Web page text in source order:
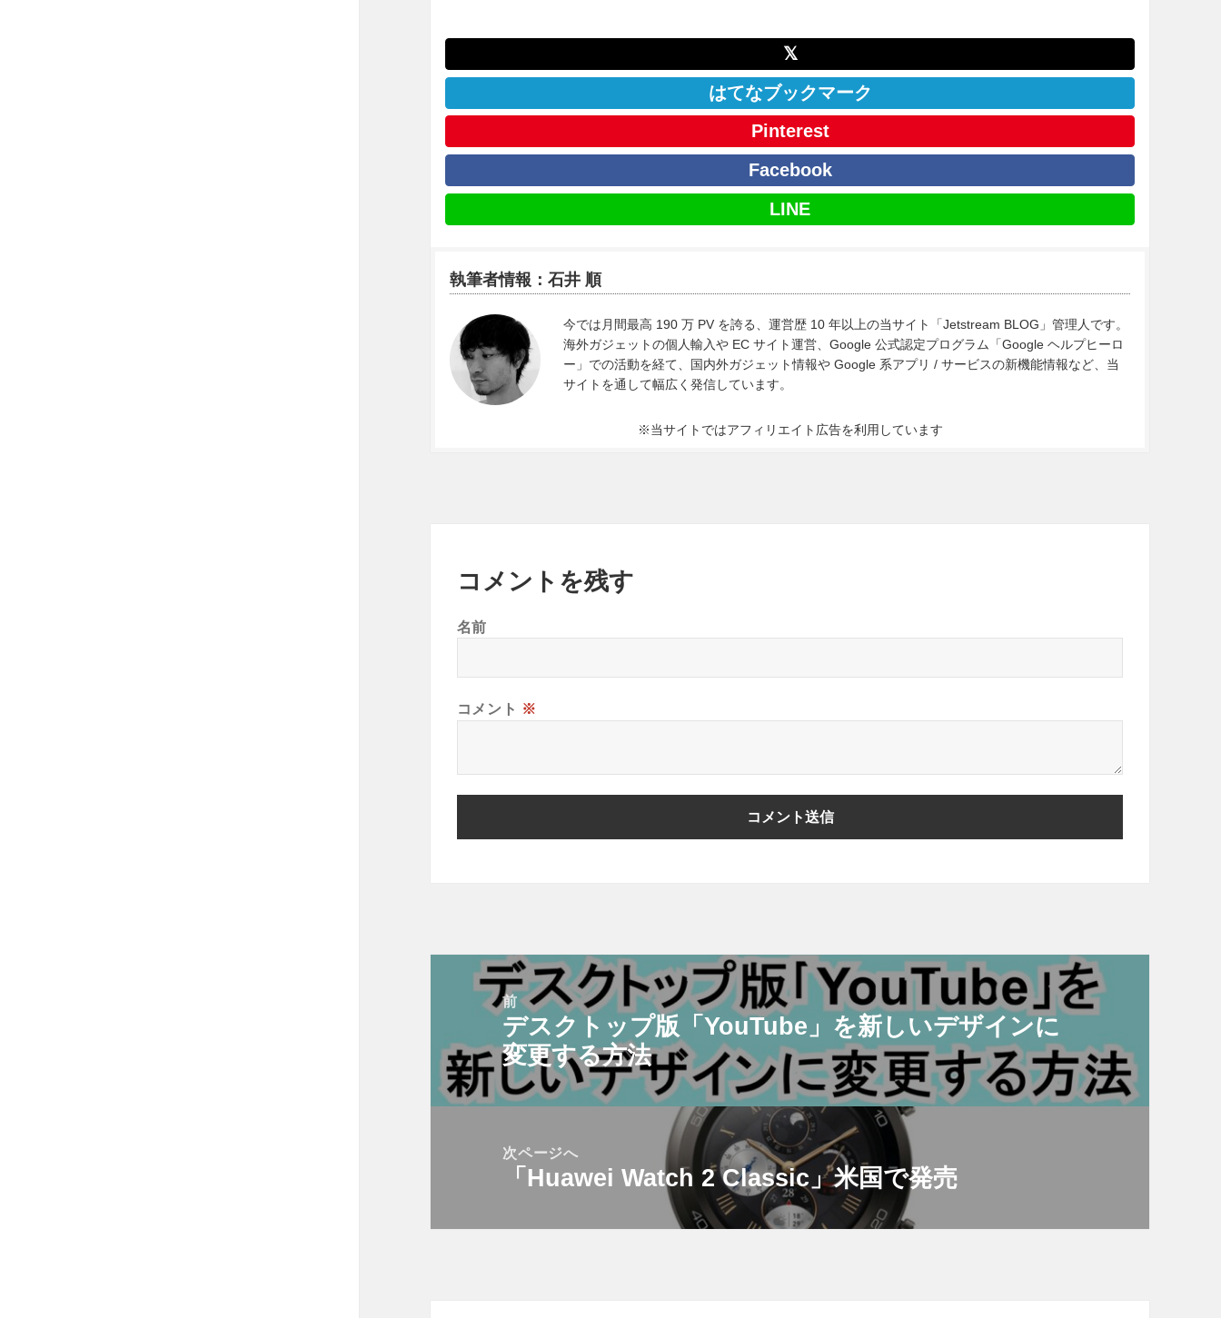
𝕏
はてなブックマーク
Pinterest
Facebook
LINE
執筆者情報：石井 順
今では月間最高 190 万 PV を誇る、運営歴 10 年以上の当サイト「Jetstream BLOG」管理人です。
海外ガジェットの個人輸入や EC サイト運営、Google 公式認定プログラム「Google ヘルプヒーロ
ー」での活動を経て、国内外ガジェット情報や Google 系アプリ / サービスの新機能情報など、当
サイトを通して幅広く発信しています。
※当サイトではアフィリエイト広告を利用しています
コメントを残す
名前
コメント ※
ビ
ゲ
ー
前
前
の
投
稿:
デスクトップ版「YouTube」を新しいデザインに
変更する方法
次ページへ
次
投
「Huawei Watch 2 Classic」米国で発売